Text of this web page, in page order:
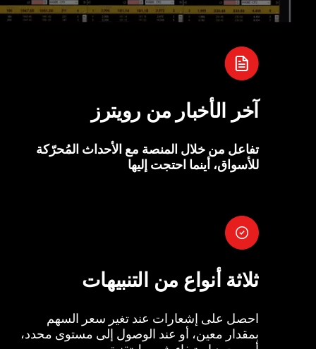
آخر الأخبار من رويترز
تفاعل من خلال المنصة مع الأحداث المُحرّكة
للأسواق، أينما احتجت إليها
ثلاثة أنواع من التنبيهات
احصل على إشعارات عند تغير سعر السهم
بمقدار معين، أو عند الوصول إلى مستوى محدد،